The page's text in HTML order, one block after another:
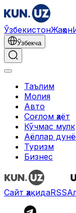
ЎзбекистонЖаҳон
Ўзбекча
Таълим
Молия
Авто
Соғлом ҳаёт
Кўчмас мулк
Аёллар
Туризм
Бизнес
Сайт ҳақидаRSS